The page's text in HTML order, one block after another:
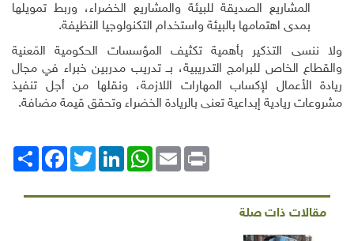
المشاريع الصديقة للبيئة والمشاريع الخضراء، وربط تمويلها
بمدى اهتمامها بالبيئة واستخدام التكنولوجيا النظيفة.
ولا ننسى التذكير بأهمية تكثيف المؤسسات الحكومية المَعنية
والقطاع الخاص للبرامج التدريبية، بــ تدريب مدربين خبراء في مجال
ريادة الأعمال لإكساب المهارات اللازمة، ونقلها من أجل تنفيذ
مشروعات ريادية إبداعية تعنى بالريادة الخضراء وتحقق قيمة مضافة.
انشر
FacebookTwitterLinkedIn
WhatsAppEmail Print
مقالات ذات صلة